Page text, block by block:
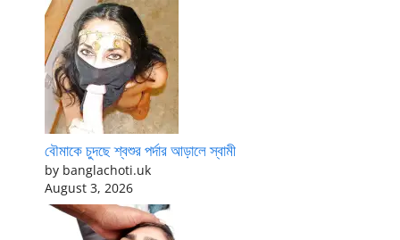
বৌমাকে চুদছে শ্বশুর পর্দার আড়ালে স্বামী
by banglachoti.uk
August 3, 2026